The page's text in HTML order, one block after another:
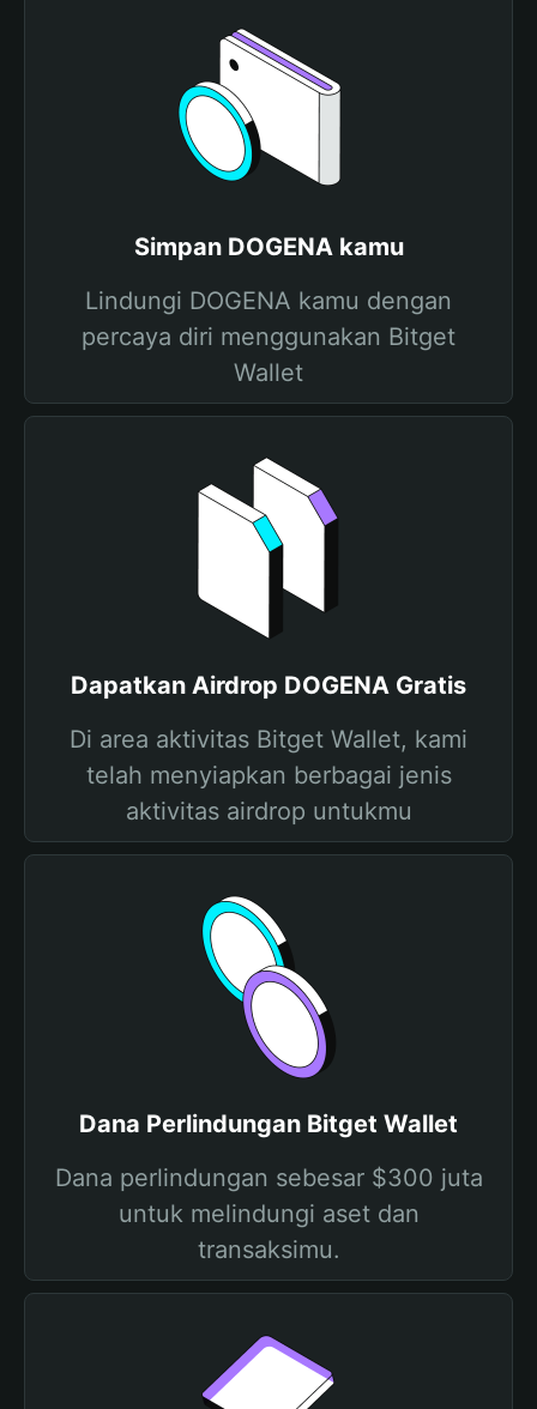
Simpan DOGENA kamu
Lindungi DOGENA kamu dengan
percaya diri menggunakan Bitget
Wallet
Dapatkan Airdrop DOGENA Gratis
Di area aktivitas Bitget Wallet, kami
telah menyiapkan berbagai jenis
aktivitas airdrop untukmu
Dana Perlindungan Bitget Wallet
Dana perlindungan sebesar $300 juta
untuk melindungi aset dan
transaksimu.